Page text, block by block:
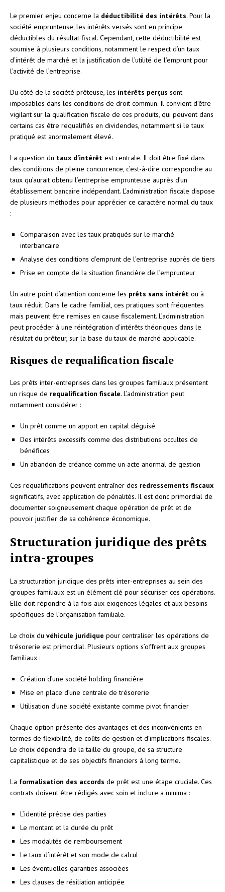
Le premier enjeu concerne la déductibilité des intérêts. Pour la
société emprunteuse, les intérêts versés sont en principe
déductibles du résultat fiscal. Cependant, cette déductibilité est
soumise à plusieurs conditions, notamment le respect d’un taux
d’intérêt de marché et la justification de l’utilité de l’emprunt pour
l’activité de l’entreprise.
Du côté de la société prêteuse, les intérêts perçus sont
imposables dans les conditions de droit commun. Il convient d’être
vigilant sur la qualification fiscale de ces produits, qui peuvent dans
certains cas être requalifiés en dividendes, notamment si le taux
pratiqué est anormalement élevé.
La question du taux d’intérêt est centrale. Il doit être fixé dans
des conditions de pleine concurrence, c’est-à-dire correspondre au
taux qu’aurait obtenu l’entreprise emprunteuse auprès d’un
établissement bancaire indépendant. L’administration fiscale dispose
de plusieurs méthodes pour apprécier ce caractère normal du taux
:
Comparaison avec les taux pratiqués sur le marché
interbancaire
Analyse des conditions d’emprunt de l’entreprise auprès de tiers
Prise en compte de la situation financière de l’emprunteur
Un autre point d’attention concerne les prêts sans intérêt ou à
taux réduit. Dans le cadre familial, ces pratiques sont fréquentes
mais peuvent être remises en cause fiscalement. L’administration
peut procéder à une réintégration d’intérêts théoriques dans le
résultat du prêteur, sur la base du taux de marché applicable.
Risques de requalification fiscale
Les prêts inter-entreprises dans les groupes familiaux présentent
un risque de requalification fiscale. L’administration peut
notamment considérer :
Un prêt comme un apport en capital déguisé
Des intérêts excessifs comme des distributions occultes de
bénéfices
Un abandon de créance comme un acte anormal de gestion
Ces requalifications peuvent entraîner des redressements fiscaux
significatifs, avec application de pénalités. Il est donc primordial de
documenter soigneusement chaque opération de prêt et de
pouvoir justifier de sa cohérence économique.
Structuration juridique des prêts
intra-groupes
La structuration juridique des prêts inter-entreprises au sein des
groupes familiaux est un élément clé pour sécuriser ces opérations.
Elle doit répondre à la fois aux exigences légales et aux besoins
spécifiques de l’organisation familiale.
Le choix du véhicule juridique pour centraliser les opérations de
trésorerie est primordial. Plusieurs options s’offrent aux groupes
familiaux :
Création d’une société holding financière
Mise en place d’une centrale de trésorerie
Utilisation d’une société existante comme pivot financier
Chaque option présente des avantages et des inconvénients en
termes de flexibilité, de coûts de gestion et d’implications fiscales.
Le choix dépendra de la taille du groupe, de sa structure
capitalistique et de ses objectifs financiers à long terme.
La formalisation des accords de prêt est une étape cruciale. Ces
contrats doivent être rédigés avec soin et inclure a minima :
L’identité précise des parties
Le montant et la durée du prêt
Les modalités de remboursement
Le taux d’intérêt et son mode de calcul
Les éventuelles garanties associées
Les clauses de résiliation anticipée